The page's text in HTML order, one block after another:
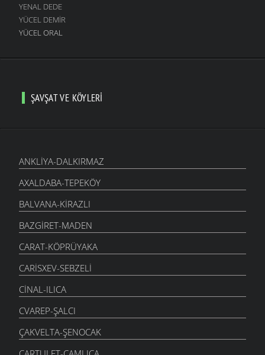
YENAL DEDE
YÜCEL DEMIR
YÜCEL ORAL
ŞAVŞAT VE KÖYLERI
ANKLIYA-DALKIRMAZ
AXALDABA-TEPEKÖY
BALVANA-KIRAZLI
BAZGIRET-MADEN
CARAT-KÖPRÜYAKA
CARISXEV-SEBZELI
CINAL-ILICA
CVAREP-ŞALCI
ÇAKVELTA-ŞENOCAK